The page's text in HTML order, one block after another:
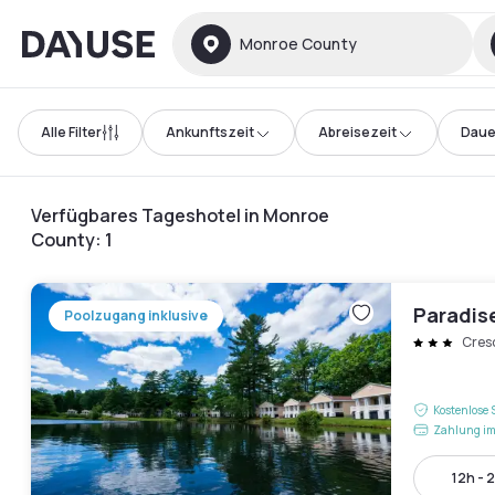
Dayuse Monroe County
Alle Filter Ankunftszeit Abreisezeit
Verfügbares Tageshotel in Monroe
County: 1
Poolzugang inklusive
Kostenlose
Zahlung
12h -